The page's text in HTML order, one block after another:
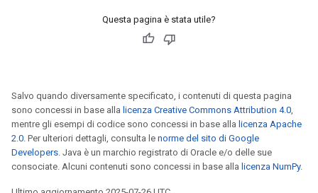
Questa pagina è stata utile?
Salvo quando diversamente specificato, i contenuti di questa pagina
sono concessi in base alla licenza Creative Commons Attribution 4.0,
mentre gli esempi di codice sono concessi in base alla licenza Apache
2.0. Per ulteriori dettagli, consulta le norme del sito di Google
Developers. Java è un marchio registrato di Oracle e/o delle sue
consociate. Alcuni contenuti sono concessi in base alla licenza NumPy.